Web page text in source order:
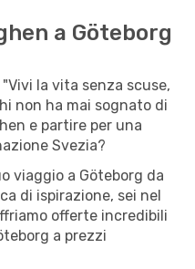
a Göteborg
la vita senza scuse,
non ha mai sognato di
e partire per una
Svezia?
viaggio a Göteborg da
di ispirazione, sei nel
offerte incredibili
a prezzi